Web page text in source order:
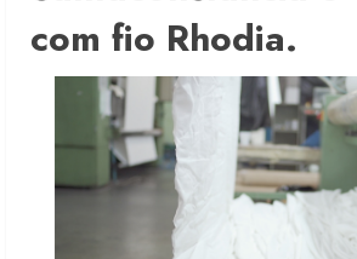
com fio Rhodia.